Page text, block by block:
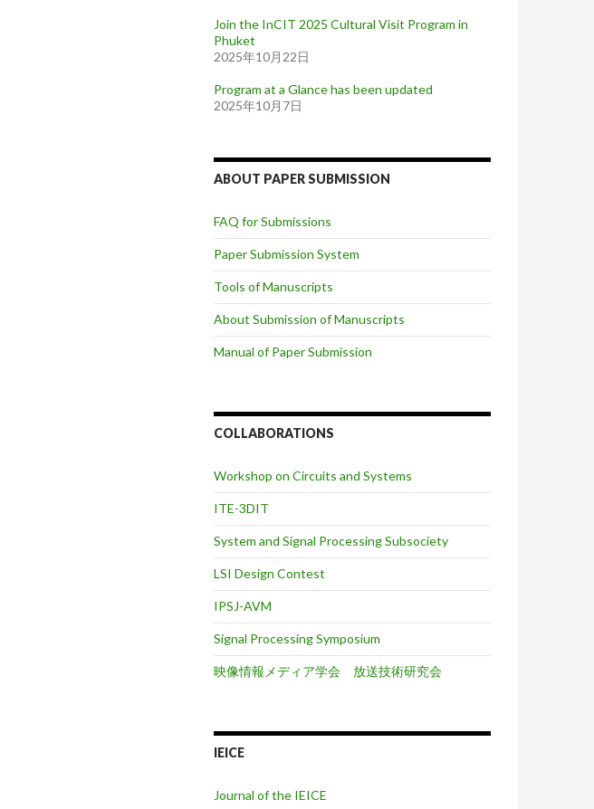
Join the InCIT 2025 Cultural Visit Program in
Phuket
2025年10月22日
Program at a Glance has been updated
2025年10月7日
ABOUT PAPER SUBMISSION
FAQ for Submissions
Paper Submission System
Tools of Manuscripts
About Submission of Manuscripts
Manual of Paper Submission
COLLABORATIONS
Workshop on Circuits and Systems
ITE-3DIT
System and Signal Processing Subsociety
LSI Design Contest
IPSJ-AVM
Signal Processing Symposium
映像情報メディア学会 放送技術研究会
IEICE
Journal of the IEICE